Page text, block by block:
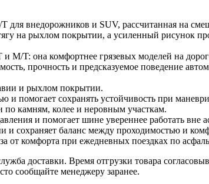
внедорожников и SUV, рассчитанная на
на рыхлом покрытии, а усиленный рисунок
T: она комфортнее грязевых моделей на
прочность и предсказуемое поведение
и рыхлом покрытии.
и помогает сохранять устойчивость при
по камням, колее и неровным участкам.
и помогает шине увереннее работать вне
сохраняет баланс между проходимостью и
комфорта при ежедневных поездках по
доставки. Время отгрузки товара
сообщайте менеджеру заранее.